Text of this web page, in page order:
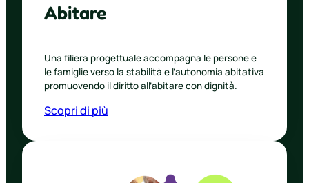
Abitare
Una filiera progettuale accompagna le persone e
le famiglie verso la stabilità e l’autonomia abitativa
promuovendo il diritto all’abitare con dignità.
Scopri di più